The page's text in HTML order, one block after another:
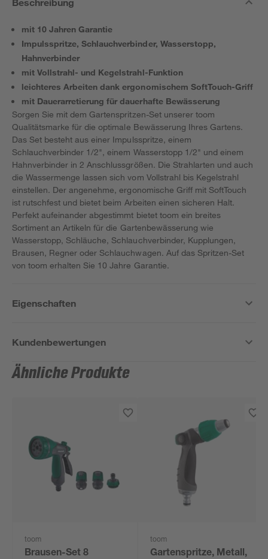
mit 10 Jahren Garantie
Impulsspritze, Schlauchverbinder, Wasserstopp,
Hahnverbinder
mit Vollstrahl- und Kegelstrahl-Funktion
leichteres Arbeiten dank ergonomischem SoftTouch-Griff
mit Dauerarretierung für dauerhafte Bewässerung
Sorgen Sie mit dem Gartenspritzen-Set unserer toom
Qualitätsmarke für die optimale Bewässerung Ihres Gartens.
Das Set besteht aus einer Impulsspritze, einem
Schlauchverbinder 1/2", einem Wasserstopp 1/2" und einem
Hahnverbinder in 2 Anschlussgrößen. Die Strahlarten und auch
die Wassermenge lassen sich vom Vollstrahl bis Kegelstrahl
einstellen. Der angenehme, ergonomische Griff mit SoftTouch
ist rutschfest und bietet beim Arbeiten einen sicheren Halt.
Perfekt aufeinander abgestimmt bietet toom ein breites
Sortiment an Artikeln für die Gartenbewässerung wie
Wasserstopp, Schläuche, Schlauchverbinder, Kupplungen,
Brausen, Regner oder Schlauchwagen. Auf das Spritzen-Set
von toom erhalten Sie 10 Jahre Garantie.
Eigenschaften
Kundenbewertungen
Ähnliche Produkte
toom
Brausen-Set 8
toom
Gartenspritze, Metall,